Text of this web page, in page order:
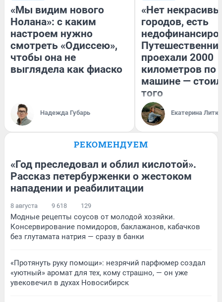
«Мы видим нового
Нолана»: с каким
настроем нужно
смотреть «Одиссею»,
чтобы она не
выглядела как фиаско
Надежда Губарь
«Нет
городов, есть
проехали 2000
километров по
машине —
того
Екатерина
РЕКОМЕНДУЕМ
«Год преследовал и облил кислотой».
Рассказ петербурженки о жестоком
нападении и реабилитации
8 августа 9 618 129
Модные рецепты соусов от молодой хозяйки.
Консервирование помидоров, баклажанов, кабачков
без глутамата натрия — сразу в банки
«Протянуть руку помощи»: незрячий парфюмер создал
«уютный» аромат для тех, кому страшно, — он уже
увековечил в духах Новосибирск